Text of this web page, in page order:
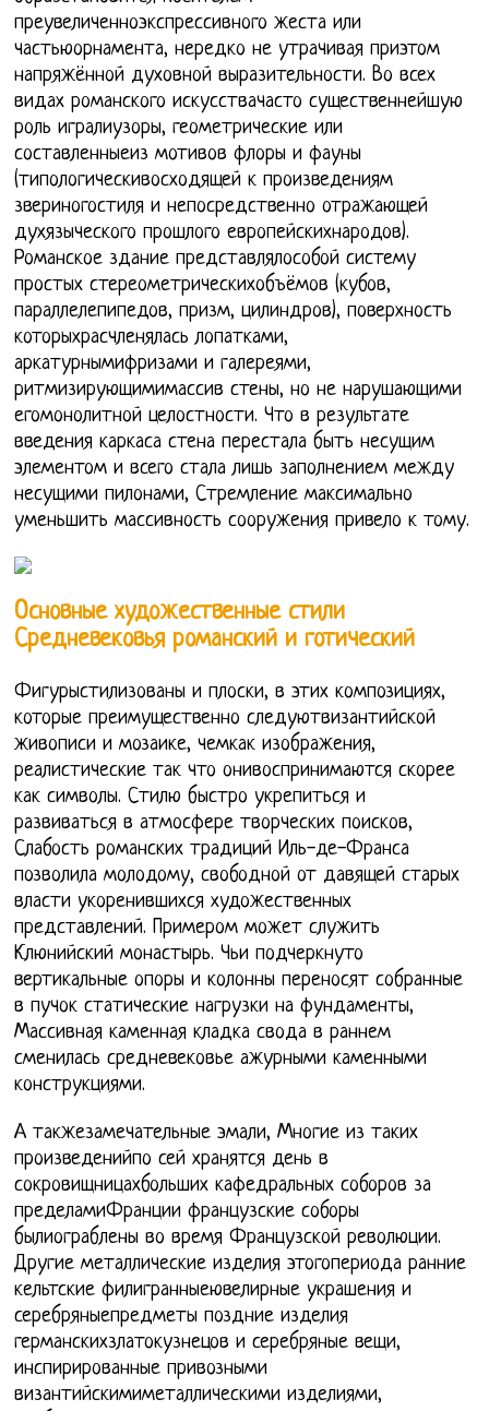
преувеличенноэкспрессивного жеста или
частьюорнамента, нередко не утрачивая приэтом
напряжённой духовной выразительности. Во всех
видах романского искусствачасто существеннейшую
роль игралиузоры, геометрические или
составленныеиз мотивов флоры и фауны
(типологическивосходящей к произведениям
звериногостиля и непосредственно отражающей
духязыческого прошлого европейскихнародов).
Романское здание представлялособой систему
простых стереометрическихобъёмов (кубов,
параллелепипедов, призм, цилиндров), поверхность
которыхрасчленялась лопатками,
аркатурнымифризами и галереями,
ритмизирующимимассив стены, но не нарушающими
егомонолитной целостности. Что в результате
введения каркаса стена перестала быть несущим
элементом и всего стала лишь заполнением между
несущими пилонами, Стремление максимально
уменьшить массивность сооружения привело к тому.
Основные художественные стили
Средневековья романский и готический
Фигурыстилизованы и плоски, в этих композициях,
которые преимущественно следуютвизантийской
живописи и мозаике, чемкак изображения,
реалистические так что онивоспринимаются скорее
как символы. Стилю быстро укрепиться и
развиваться в атмосфере творческих поисков,
Слабость романских традиций Иль-де-Франса
позволила молодому, свободной от давящей старых
власти укоренившихся художественных
представлений. Примером может служить
Клюнийский монастырь. Чьи подчеркнуто
вертикальные опоры и колонны переносят собранные
в пучок статические нагрузки на фундаменты,
Массивная каменная кладка свода в раннем
сменилась средневековье ажурными каменными
конструкциями.
А такжезамечательные эмали, Многие из таких
произведенийпо сей хранятся день в
сокровищницахбольших кафедральных соборов за
пределамиФранции французские соборы
былиограблены во время Французской революции.
Другие металлические изделия этогопериода ранние
кельтские филигранныеювелирные украшения и
серебряныепредметы поздние изделия
германскихзлатокузнецов и серебряные вещи,
инспирированные привозными
византийскимиметаллическими изделиями,